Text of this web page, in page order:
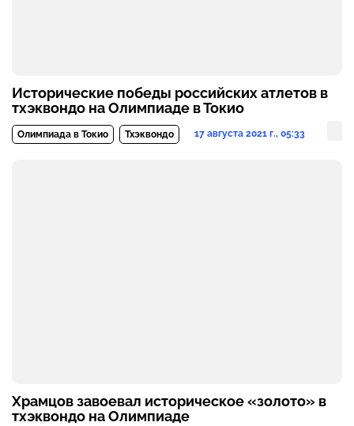
Исторические победы российских атлетов в
тхэквондо на Олимпиаде в Токио
Олимпиада в Токио Тхэквондо 17 августа 2021 г., 05:33
Храмцов завоевал историческое «золото» в
тхэквондо на Олимпиаде